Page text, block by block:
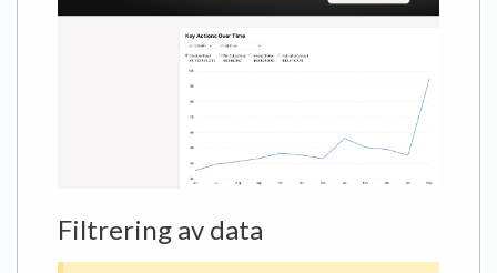
Filtrering av data